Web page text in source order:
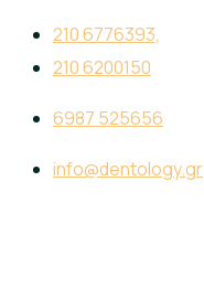
210 6776393,
210 6200150
6987 525656
info@dentology.gr